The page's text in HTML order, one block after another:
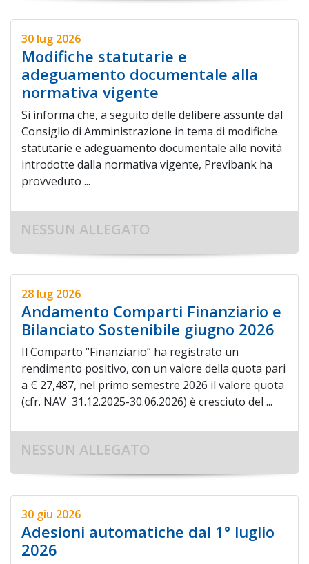
30 lug 2026
Modifiche statutarie e
adeguamento documentale alla
normativa vigente
Si informa che, a seguito delle delibere assunte dal
Consiglio di Amministrazione in tema di modifiche
statutarie e adeguamento documentale alle novità
introdotte dalla normativa vigente, Previbank ha
provveduto ...
NESSUN ALLEGATO
28 lug 2026
Andamento Comparti Finanziario e
Bilanciato Sostenibile giugno 2026
Il Comparto “Finanziario” ha registrato un
rendimento positivo, con un valore della quota pari
a € 27,487, nel primo semestre 2026 il valore quota
(cfr. NAV 31.12.2025-30.06.2026) è cresciuto del ...
NESSUN ALLEGATO
30 giu 2026
Adesioni automatiche dal 1° luglio
2026